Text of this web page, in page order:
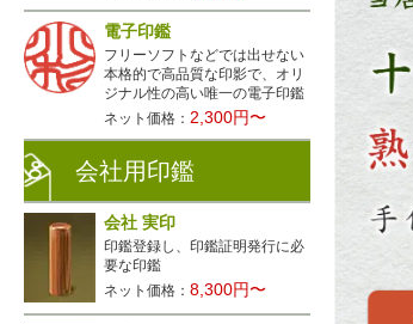
電子印鑑
フリーソフトなどでは出せない
本格的で高品質な印影で、オリ
ジナル性の高い唯一の電子印鑑
ネット価格：2,300円〜
会社用印鑑
会社 実印
印鑑登録し、印鑑証明発行に必
要な印鑑
ネット価格：8,300円〜